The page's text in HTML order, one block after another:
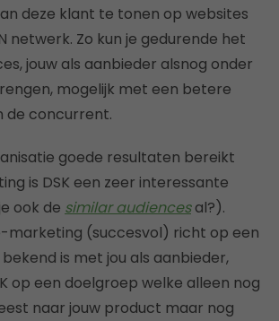
deze klant te tonen op websites
netwerk. Zo kun je gedurende het
jouw als aanbieder alsnog onder
mogelijk met een betere
de concurrent.
goede resultaten bereikt
is DSK een zeer interessante
ook de similar audiencesal?).
marketing (succesvol) richt op een
is met jou als aanbieder,
op een doelgroep welke alleen nog
naar jouw product maar nog